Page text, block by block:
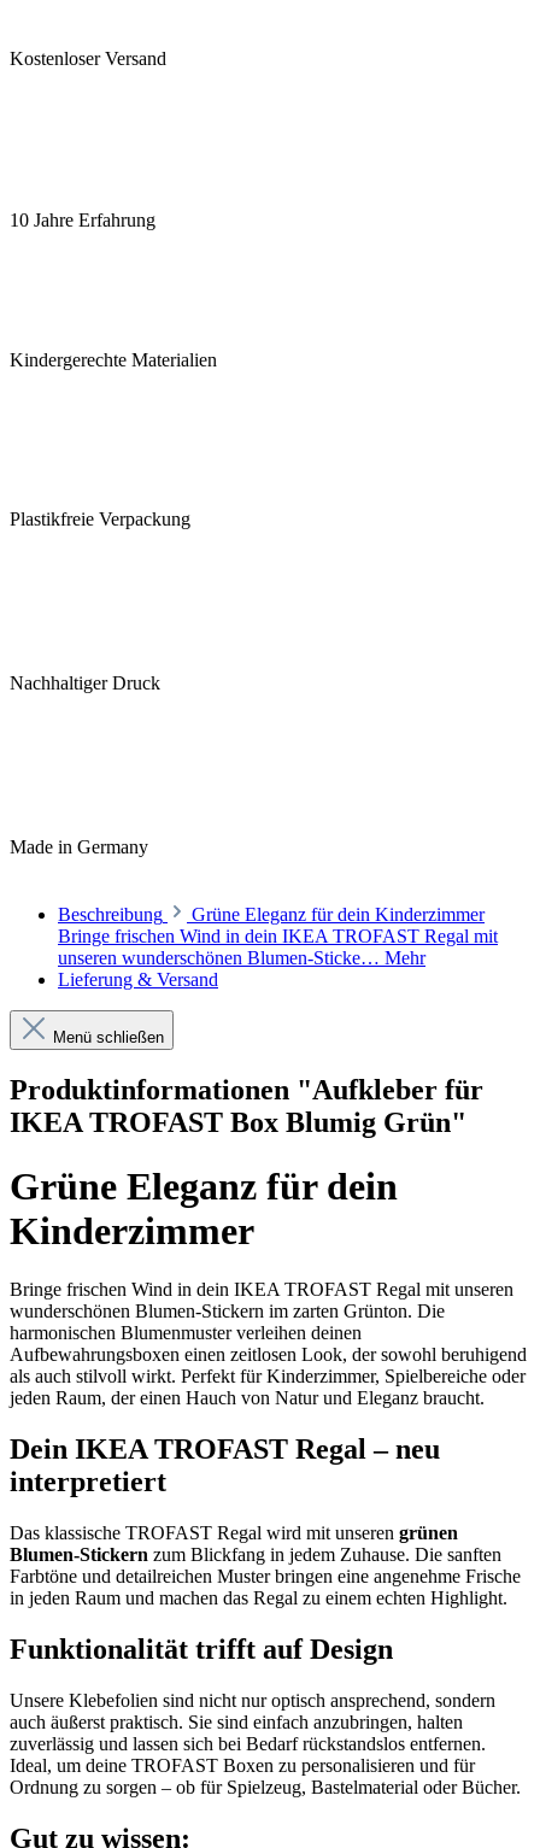
Kostenloser Versand
10 Jahre Erfahrung
Kindergerechte Materialien
Plastikfreie Verpackung
Nachhaltiger Druck
Made in Germany
Beschreibung
Grüne Eleganz für dein Kinderzimmer
Bringe frischen Wind in dein IKEA TROFAST Regal mit
unseren wunderschönen Blumen-Sticke… Mehr
Lieferung & Versand
Menü schließen
Produktinformationen "Aufkleber für
IKEA TROFAST Box Blumig Grün"
Grüne Eleganz für dein
Kinderzimmer
Bringe frischen Wind in dein IKEA TROFAST Regal mit unseren
wunderschönen Blumen-Stickern im zarten Grünton. Die
harmonischen Blumenmuster verleihen deinen
Aufbewahrungsboxen einen zeitlosen Look, der sowohl beruhigend
als auch stilvoll wirkt. Perfekt für Kinderzimmer, Spielbereiche oder
jeden Raum, der einen Hauch von Natur und Eleganz braucht.
Dein IKEA TROFAST Regal – neu
interpretiert
Das klassische TROFAST Regal wird mit unseren grünen
Blumen-Stickern zum Blickfang in jedem Zuhause. Die sanften
Farbtöne und detailreichen Muster bringen eine angenehme Frische
in jeden Raum und machen das Regal zu einem echten Highlight.
Funktionalität trifft auf Design
Unsere Klebefolien sind nicht nur optisch ansprechend, sondern
auch äußerst praktisch. Sie sind einfach anzubringen, halten
zuverlässig und lassen sich bei Bedarf rückstandslos entfernen.
Ideal, um deine TROFAST Boxen zu personalisieren und für
Ordnung zu sorgen – ob für Spielzeug, Bastelmaterial oder Bücher.
Gut zu wissen: